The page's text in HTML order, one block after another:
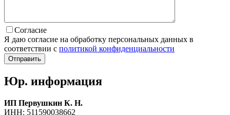
Согласие
Я даю согласие на обработку персональных данных в
соответствии с политикой конфиденциальности
Юр. информация
ИП Первушкин К. Н.
ИНН: 511590038662